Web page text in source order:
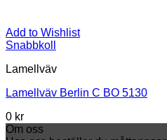
Add to Wishlist
Snabbkoll
Lamellväv
Lamellväv Berlin C BO 5130
0 kr
Om oss